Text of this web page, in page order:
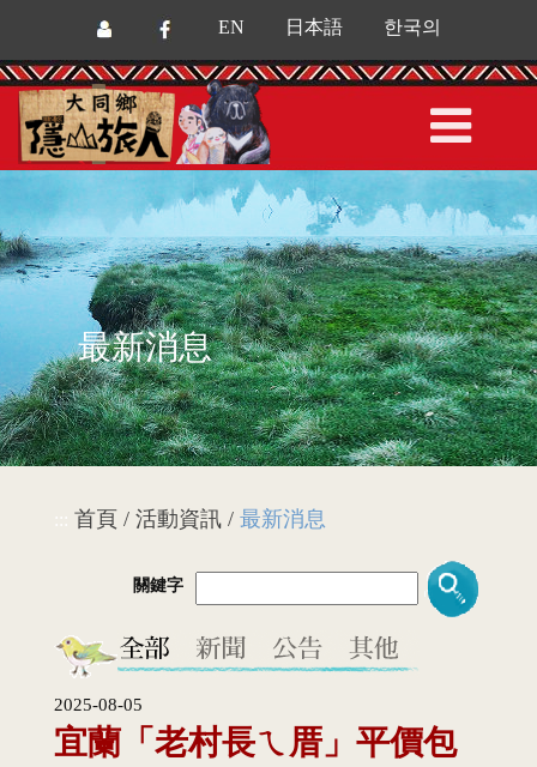
EN 日本語 한국의
最新消息
首頁 / 活動資訊 / 最新消息
關鍵字
2025-08-05
宜蘭「老村長ㄟ厝」平價包